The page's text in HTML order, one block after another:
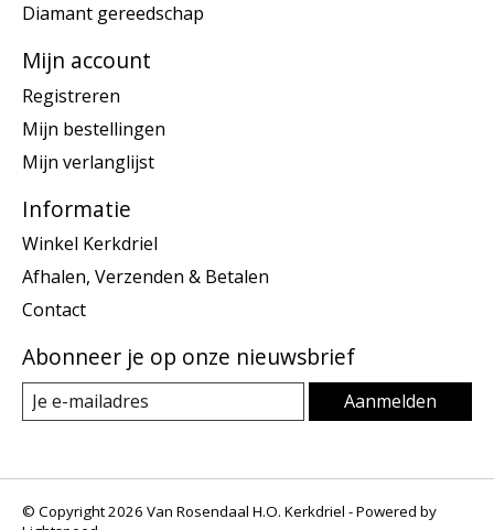
Diamant gereedschap
Mijn account
Registreren
Mijn bestellingen
Mijn verlanglijst
Informatie
Winkel Kerkdriel
Afhalen, Verzenden & Betalen
Contact
Abonneer je op onze nieuwsbrief
Aanmelden
© Copyright 2026 Van Rosendaal H.O. Kerkdriel - Powered by